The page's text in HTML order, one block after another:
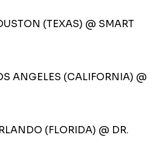
(TEXAS) @ SMART
ANGELES (CALIFORNIA) @
(FLORIDA) @ DR.